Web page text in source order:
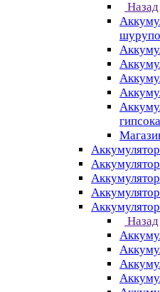
Назад
Назад